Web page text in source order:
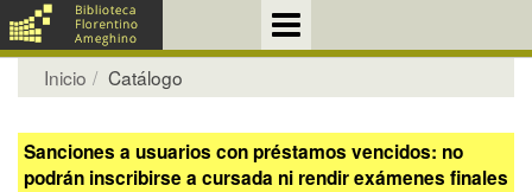
Inicio Catálogo
Sanciones a usuarios con préstamos vencidos: no
podrán inscribirse a cursada ni rendir exámenes finales